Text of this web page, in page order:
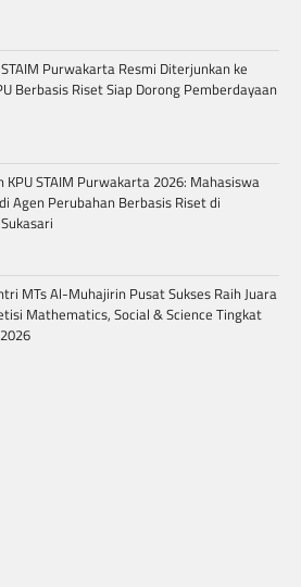
Purwakarta Resmi Diterjunkan ke
Berbasis Riset Siap Dorong Pemberdayaan
KPU STAIM Purwakarta 2026: Mahasiswa
Agen Perubahan Berbasis Riset di
MTs Al-Muhajirin Pusat Sukses Raih Juara
Mathematics, Social & Science Tingkat